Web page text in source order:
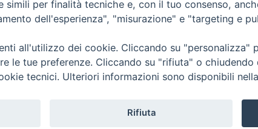
Privacy Policy Cookie Policy
Editrice
simili per finalità tecniche e, con il tuo consenso,
dell'esperienza", "misurazione" e "targeting e
all'utilizzo dei cookie. Cliccando su "personalizza"
le tue preferenze. Cliccando su "rifiuta" o
tecnici. Ulteriori informazioni sono disponibili nella
Rifiuta